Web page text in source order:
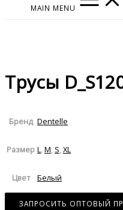
MAIN MENU
Трусы
Бренд Dentelle
Размер L,M, S,XL
Цвет Белый
ЗАПРОСИТЬ ОПТОВЫЙ